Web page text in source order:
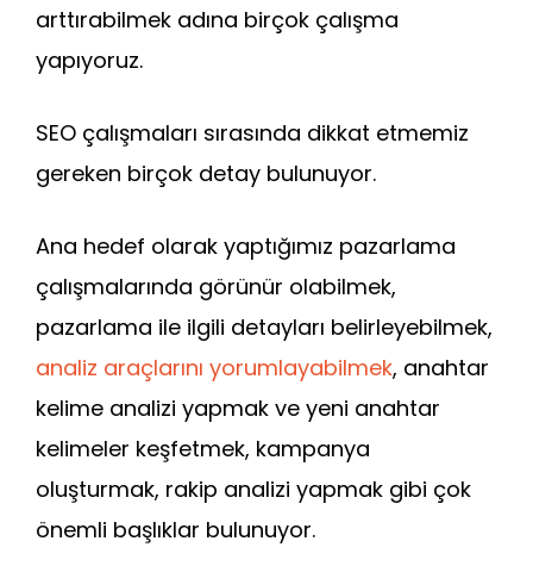
arttırabilmek adına birçok çalışma
yapıyoruz.
SEO çalışmaları sırasında dikkat etmemiz
gereken birçok detay bulunuyor.
Ana hedef olarak yaptığımız pazarlama
çalışmalarında görünür olabilmek,
pazarlama ile ilgili detayları belirleyebilmek,
analiz araçlarını yorumlayabilmek, anahtar
kelime analizi yapmak ve yeni anahtar
kelimeler keşfetmek, kampanya
oluşturmak, rakip analizi yapmak gibi çok
önemli başlıklar bulunuyor.